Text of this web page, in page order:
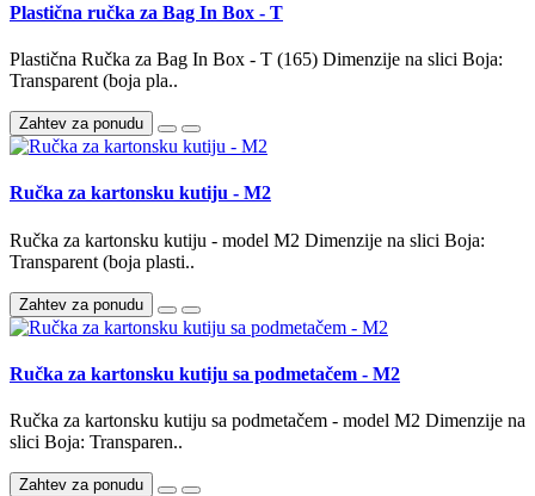
Plastična ručka za Bag In Box - T
Plastična Ručka za Bag In Box - T (165) Dimenzije na slici Boja:
Transparent (boja pla..
Zahtev za ponudu
Ručka za kartonsku kutiju - M2
Ručka za kartonsku kutiju - model M2 Dimenzije na slici Boja:
Transparent (boja plasti..
Zahtev za ponudu
Ručka za kartonsku kutiju sa podmetačem - M2
Ručka za kartonsku kutiju sa podmetačem - model M2 Dimenzije na
slici Boja: Transparen..
Zahtev za ponudu